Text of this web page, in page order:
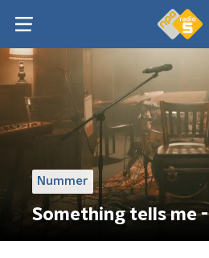
Nummer
Something tells me